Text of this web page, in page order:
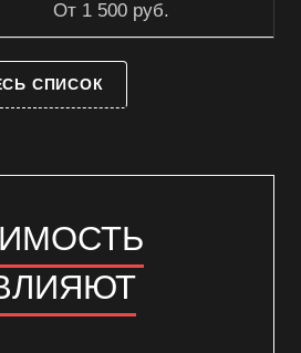
От 1 500 руб.
СПИСОК